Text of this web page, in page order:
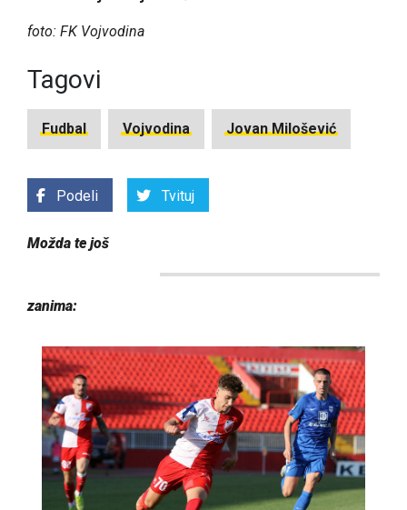
foto: FK Vojvodina
Tagovi
Fudbal Vojvodina Jovan Milošević
Podeli Tvituj
Možda te još
zanima: